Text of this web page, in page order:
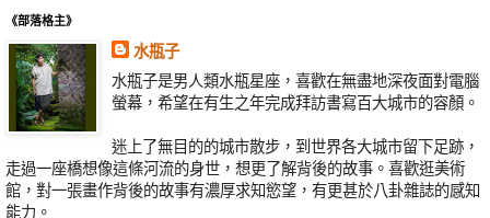
《部落格主》
水瓶子
水瓶子是男人類水瓶星座，喜歡在無盡地深夜面對電腦
螢幕，希望在有生之年完成拜訪書寫百大城市的容顏。
迷上了無目的的城市散步，到世界各大城市留下足跡，
走過一座橋想像這條河流的身世，想更了解背後的故事。喜歡逛美術
館，對一張畫作背後的故事有濃厚求知慾望，有更甚於八卦雜誌的感知
能力。